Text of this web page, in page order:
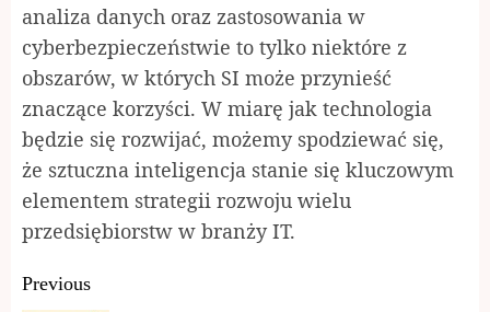
analiza danych oraz zastosowania w
cyberbezpieczeństwie to tylko niektóre z
obszarów, w których SI może przynieść
znaczące korzyści. W miarę jak technologia
będzie się rozwijać, możemy spodziewać się,
że sztuczna inteligencja stanie się kluczowym
elementem strategii rozwoju wielu
przedsiębiorstw w branży IT.
Continue
Previous